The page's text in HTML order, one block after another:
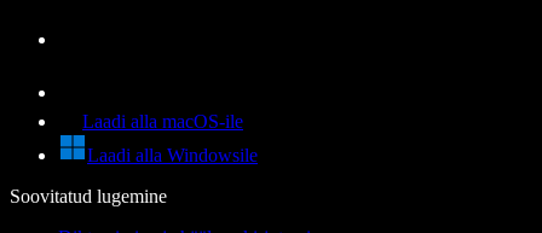
Laadi alla macOS-ile
Laadi alla Windowsile
Soovitatud lugemine